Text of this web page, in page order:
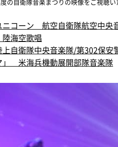
ニコーン 航空自衛隊航空中央
海空歌唱
自衛隊中央音楽隊/第302保安
」 米海兵機動展開部隊音楽隊